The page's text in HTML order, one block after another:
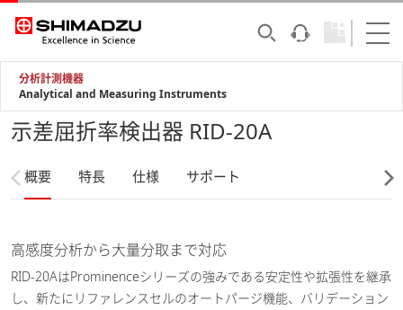
分析計測機器
Analytical and Measuring Instruments
示差屈折率検出器 RID-20A
概要 特長 仕様 サポート
高感度分析から大量分取まで対応
RID-20AはProminenceシリーズの強みである安定性や拡張性を継承
し、新たにリファレンスセルのオートパージ機能、バリデーション